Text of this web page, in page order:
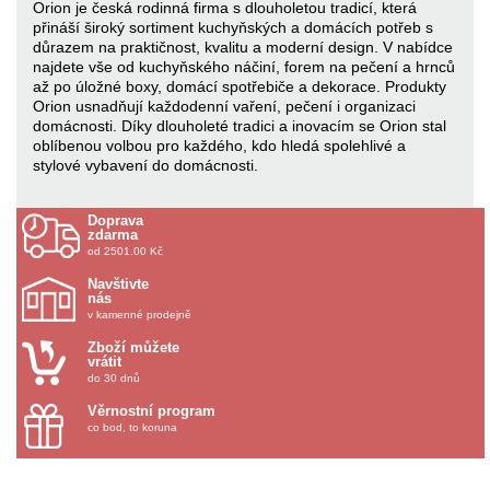
Orion je česká rodinná firma s dlouholetou tradicí, která
přináší široký sortiment kuchyňských a domácích potřeb s
důrazem na praktičnost, kvalitu a moderní design. V nabídce
najdete vše od kuchyňského náčiní, forem na pečení a hrnců
až po úložné boxy, domácí spotřebiče a dekorace. Produkty
Orion usnadňují každodenní vaření, pečení i organizaci
domácnosti. Díky dlouholeté tradici a inovacím se Orion stal
oblíbenou volbou pro každého, kdo hledá spolehlivé a
stylové vybavení do domácnosti.
Doprava
zdarma
od 2501.00 Kč
Navštivte
nás
v kamenné prodejně
Zboží můžete
vrátit
do 30 dnů
Věrnostní program
co bod, to koruna